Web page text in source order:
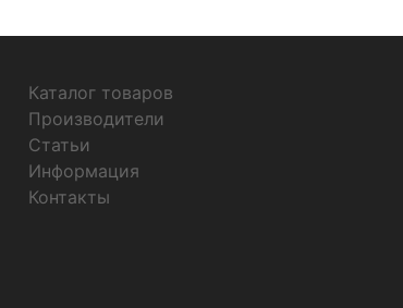
Каталог товаров
Производители
Статьи
Информация
Контакты